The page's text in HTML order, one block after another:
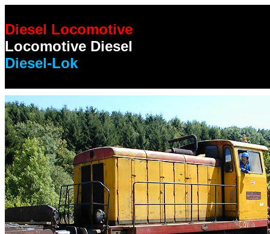
Diesel Locomotive
Locomotive Diesel
Diesel-Lok